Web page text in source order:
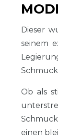
Dieser
seinem
Ob als
einen